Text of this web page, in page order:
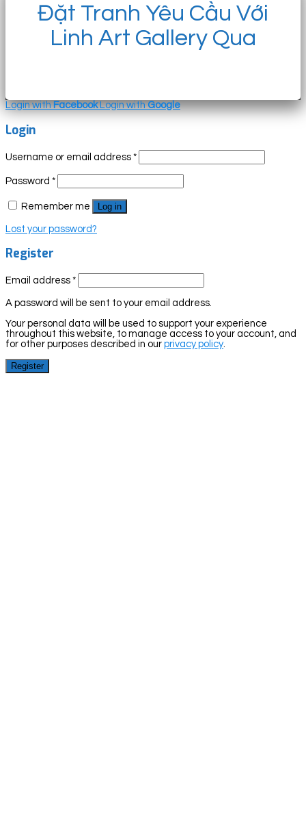
Đặt Tranh Yêu Cầu Với
Linh Art Gallery Qua
Login withFacebook Login withGoogle
Login
Username or email address *
Password *
Remember me Log in
Lost your password?
Register
Email address *
A password will be sent to your email address.
Your personal data will be used to support your experience
throughout this website, to manage access to your account, and
for other purposes described in our privacy policy
Register